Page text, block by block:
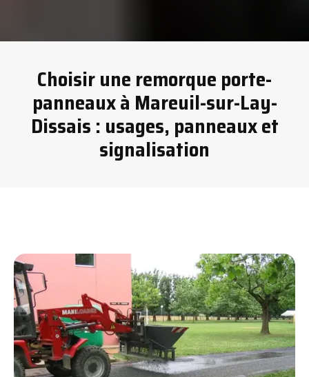
Choisir une remorque porte-
panneaux à Mareuil-sur-Lay-
Dissais : usages, panneaux et
signalisation